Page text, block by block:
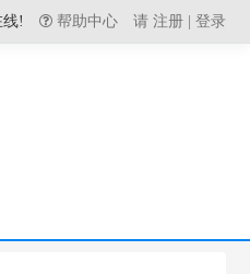
! 帮助中心 请 注册 | 登录